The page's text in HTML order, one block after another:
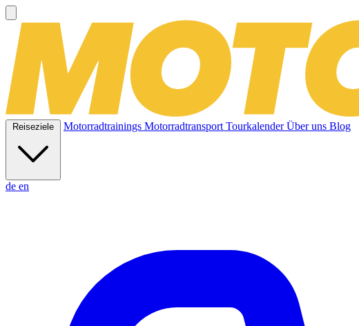
Reiseziele Motorradtrainings Motorradtransport TourkalenderÜber uns Blog
de en